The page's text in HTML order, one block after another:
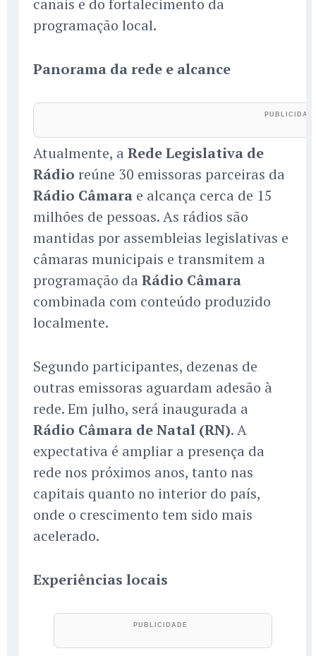
programação local.
Panorama da rede e alcance
Atualmente, a Rede Legislativa de
Rádio reúne 30 emissoras parceiras da
Rádio Câmara e alcança cerca de 15
milhões de pessoas. As rádios são
mantidas por assembleias legislativas e
câmaras municipais e transmitem a
programação da Rádio Câmara
combinada com conteúdo produzido
localmente.
Segundo participantes, dezenas de
outras emissoras aguardam adesão à
rede. Em julho, será inaugurada a
Rádio Câmara de Natal (RN). A
expectativa é ampliar a presença da
rede nos próximos anos, tanto nas
capitais quanto no interior do país,
onde o crescimento tem sido mais
acelerado.
Experiências locais